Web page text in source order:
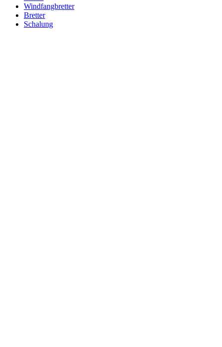
Windfangbretter
Bretter
Schalung